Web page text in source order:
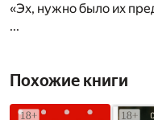
«Эх, нужно было их
...
Похожие книги